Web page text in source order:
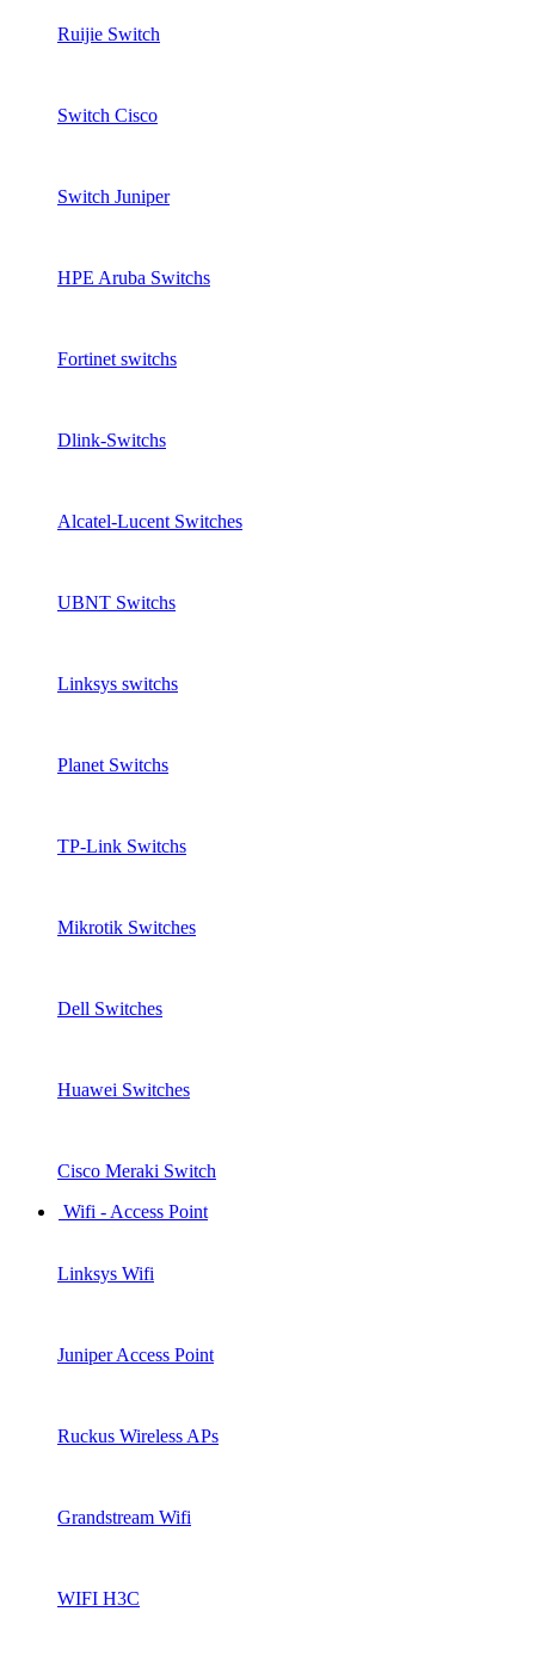
Ruijie Switch
Switch Cisco
Switch Juniper
HPE Aruba Switchs
Fortinet switchs
Dlink-Switchs
Alcatel-Lucent Switches
UBNT Switchs
Linksys switchs
Planet Switchs
TP-Link Switchs
Mikrotik Switches
Dell Switches
Huawei Switches
Cisco Meraki Switch
Wifi - Access Point
Linksys Wifi
Juniper Access Point
Ruckus Wireless APs
Grandstream Wifi
WIFI H3C